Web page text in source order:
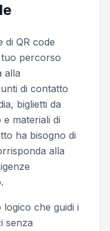
di QR code
tuo percorso
alla
di contatto
biglietti da
materiali di
ha bisogno di
alla
che guidi i
senza